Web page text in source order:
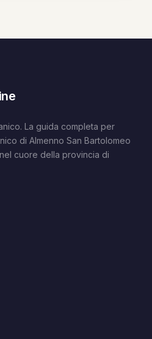
La guida completa per
di Almenno San Bartolomeo
cuore della provincia di